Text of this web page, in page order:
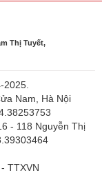
Thị Tuyết,
Nam, Hà Nội
- 118 Nguyễn Thị
TTXVN